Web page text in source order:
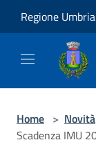
Regione Umbria
Home > Novità
Scadenza IMU